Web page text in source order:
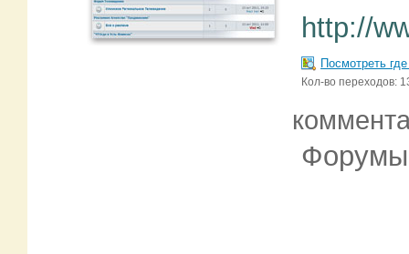
http://
Посмотреть
Кол-во переходов:
Форумы